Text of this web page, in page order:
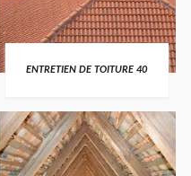
ENTRETIEN DE TOITURE 40